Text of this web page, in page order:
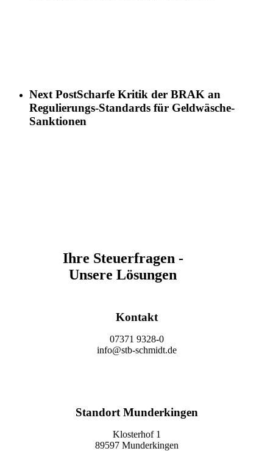
Next PostScharfe Kritik der BRAK an
Regulierungs-Standards für Geldwäsche-
Sanktionen
Ihre Steuerfragen -
Unsere Lösungen
Kontakt
07371 9328-0
info@stb-schmidt.de
Standort Munderkingen
Klosterhof 1
89597 Munderkingen